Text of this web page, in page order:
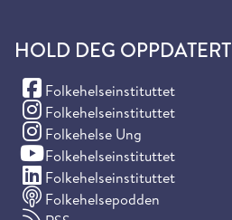
HOLD DEG OPPDATERT
Folkehelseinstituttet
(Facebook)
Folkehelseinstituttet
(Instagram)
Folkehelse Ung
(Instagram)
Folkehelseinstituttet
(YouTube)
Folkehelseinstituttet
(LinkedIn)
Folkehelsepodden